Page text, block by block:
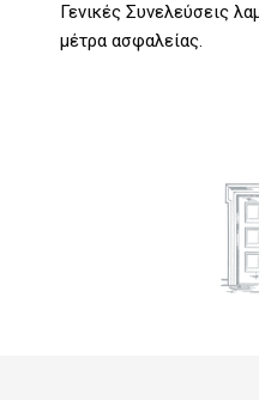
Γενικές Συνελεύσεις
μέτρα ασφαλείας.